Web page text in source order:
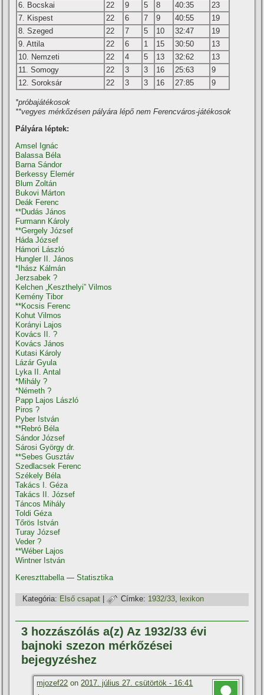
6. Bocskai
22 9 5 8 40:35
23
7. Kispest
22 6 7 9 40:55
19
8. Szeged
22 7 5 10 32:47
19
9. Attila
22 6 1 15 30:50
13
10. Nemzeti
22 4 5 13 32:62
13
11. Somogy
22 3 3 16 25:63
9
12. Soroksár
22 3 3 16 27:85 9
*próbajátékosok
**vegyes mérkőzésen pályára lépő nem Ferencváros-játékosok
Pályára léptek:
Amsel Ignác
Balassa Béla
Barna Sándor
Berkessy Elemér
Blum Zoltán
Bukovi Márton
Deák Ferenc
**Dudás János
Furmann Károly
**Gergely József
Háda József
Hámori László
Hungler II. János
*Ihász Kálmán
Jerzsabek ?
Kelchen „Keszthelyi” Vilmos
Kemény Tibor
**Kocsis Ferenc
Kohut Vilmos
Korányi Lajos
Kovács II. ?
Kovács János
Kutasi Károly
Lázár Gyula
Lyka II. Antal
*Mihály ?
*Németh ?
Papp Lajos László
Piros ?
Pyber István
**Rebró Béla
Sándor József
Sárosi György dr.
**Sebes Gusztáv
Szedlacsek Ferenc
Székely Béla
Takács I. Géza
Takács II. József
Táncos Mihály
Toldi Géza
Tőrös István
Turay József
Veder ?
**Wéber Lajos
Wintner István
Kereszttabella—Statisztika
Kategória: Első csapat | Címke: 1932/33, lexikon
3 hozzászólás a(z) Az 1932/33 évi
bajnoki szezon mérkőzései
bejegyzéshez
mjozef22 on2017. július 27. csütörtök - 16:41